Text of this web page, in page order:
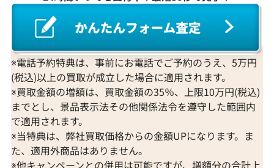
※電話予約特典は、事前にお電話でご予約のうえ、5万円
(税込)以上の買取が成立した場合に適用されます。
※買取金額の増額は、買取金額の35％、上限10万円(税込)
までとし、景品表示法その他関係法令を遵守した範囲内
で適用されます。
※当特典は、弊社買取価格からの金額UPになります。ま
た、適用外商品はありません。